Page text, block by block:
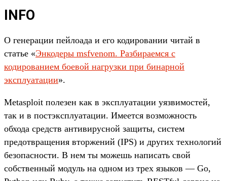
INFO
О генерации пейлоада и его кодировании читай в
статье «Энкодеры msfvenom. Разбираемся с
кодированием боевой нагрузки при бинарной
эксплуатации».
Metasploit полезен как в эксплуатации уязвимостей,
так и в постэксплуатации. Имеется возможность
обхода средств антивирусной защиты, систем
предотвращения вторжений (IPS) и других технологий
безопасности. В нем ты можешь написать свой
собственный модуль на одном из трех языков — Go,